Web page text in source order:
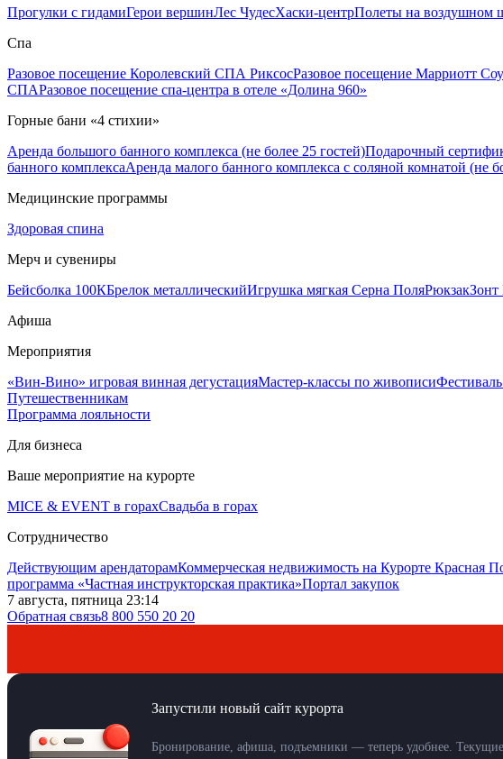
Прогулки с гидамиГерои вершинЛес ЧудесХаски-центрПолеты на воздушном
Спа
Разовое посещение Королевский СПА РиксосРазовое посещение Марриотт
СПАРазовое посещение спа-центра в отеле «Долина 960»
Горные бани «4 стихии»
Аренда большого банного комплекса (не более 25 гостей)Подарочный
банного комплексаАренда малого банного комплекса с соляной комнатой (не
Медицинские программы
Здоровая спина
Мерч и сувениры
Бейсболка 100КБрелок металлическийИгрушка мягкая Серна ПоляРюкзак
Афиша
Мероприятия
«Вин-Вино» игровая винная дегустацияМастер-классы по живописи
Путешественникам
Программа лояльности
Для бизнеса
Ваше мероприятие на курорте
MICE & EVENT в горахСвадьба в горах
Сотрудничество
Действующим арендаторамКоммерческая недвижимость на Курорте Красная
программа «Частная инструкторская практика»Портал закупок
7 августа, пятница 23:14
Обратная связь8 800 550 20 20
Запустили новый сайт курорта
Бронирование, афиша, подъемники — теперь удобнее.